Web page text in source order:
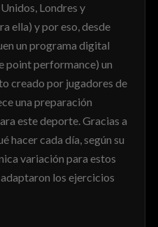
Londres y
ella) y por eso, desde
un programa digital
point performance) un
creado por jugadores de
una preparación
este deporte. Gracias a
hacer cada día, según su
variación para estos
los ejercicios